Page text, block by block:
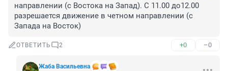
направлении (с Востока на Запад). С 11.00 до12.00
разрешается движение в четном направлении (с
Запада на Восток)
ОТВЕТИТЬ 2 +0 –0
Жаба Васильевна